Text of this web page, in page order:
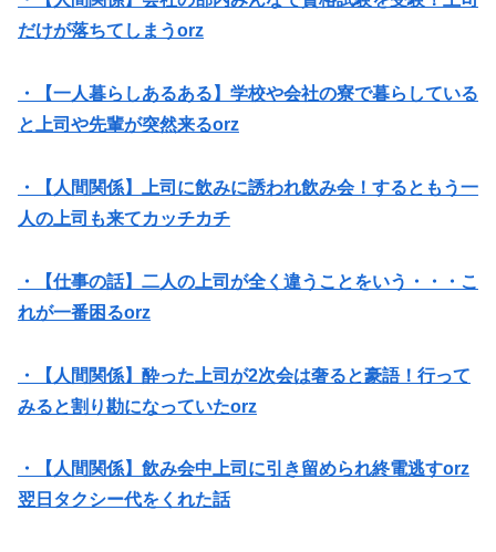
だけが落ちてしまうorz
・【一人暮らしあるある】学校や会社の寮で暮らしている
と上司や先輩が突然来るorz
・【人間関係】上司に飲みに誘われ飲み会！するともう一
人の上司も来てカッチカチ
・【仕事の話】二人の上司が全く違うことをいう・・・こ
れが一番困るorz
・【人間関係】酔った上司が2次会は奢ると豪語！行って
みると割り勘になっていたorz
・【人間関係】飲み会中上司に引き留められ終電逃すorz
翌日タクシー代をくれた話